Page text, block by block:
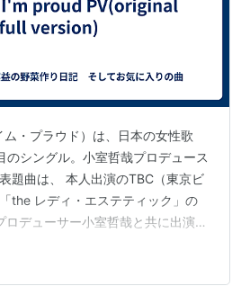
ビュー、小室プロデュース
」*1
。以降、立て続けにミリオ
ングル「I'm proud」
ルバム「LOVE BRACE」
ム・プラウド）は、日本の女性歌
のシングル。小室哲哉プロデュース
題曲は、 本人出演のTBC（東京ビ
the レディ・エステティック」の
ロデューサー小室哲哉と共に出演
てのPVと連動したCMが話題を呼
やPVの撮影はロサンゼルスで行わ